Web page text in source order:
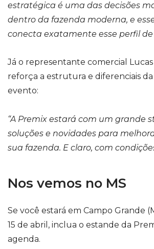
estratégica é uma das decisões
dentro da fazenda moderna, e
conecta exatamente esse perfil
Já o representante comercial Lucas
reforça a estrutura e diferenciais
evento:
“A Premix estará com um grande
soluções e novidades para
sua fazenda. E claro, com
Nos vemos no MS
Se você estará em Campo Grande
15 de abril, inclua o estande da
agenda.